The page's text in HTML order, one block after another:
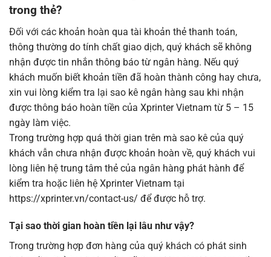
trong thẻ?
Đối với các khoản hoàn qua tài khoản thẻ thanh toán,
thông thường do tính chất giao dịch, quý khách sẽ không
nhận được tin nhắn thông báo từ ngân hàng. Nếu quý
khách muốn biết khoản tiền đã hoàn thành công hay chưa,
xin vui lòng kiểm tra lại sao kê ngân hàng sau khi nhận
được thông báo hoàn tiền của Xprinter Vietnam từ 5 – 15
ngày làm việc.
Trong trường hợp quá thời gian trên mà sao kê của quý
khách vẫn chưa nhận được khoản hoàn về, quý khách vui
lòng liên hệ trung tâm thẻ của ngân hàng phát hành để
kiểm tra hoặc liên hệ Xprinter Vietnam tại
https://xprinter.vn/contact-us/ để được hỗ trợ.
Tại sao thời gian hoàn tiền lại lâu như vậy?
Trong trường hợp đơn hàng của quý khách có phát sinh